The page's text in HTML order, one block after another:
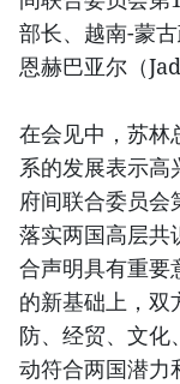
部长、越南-蒙
恩赫巴亚尔（
在会见中，苏林
系的发展表示高
府间联合委员
落实两国高层共
合声明具有重要
的新基础上，双
防、经贸、文化
动符合两国潜力